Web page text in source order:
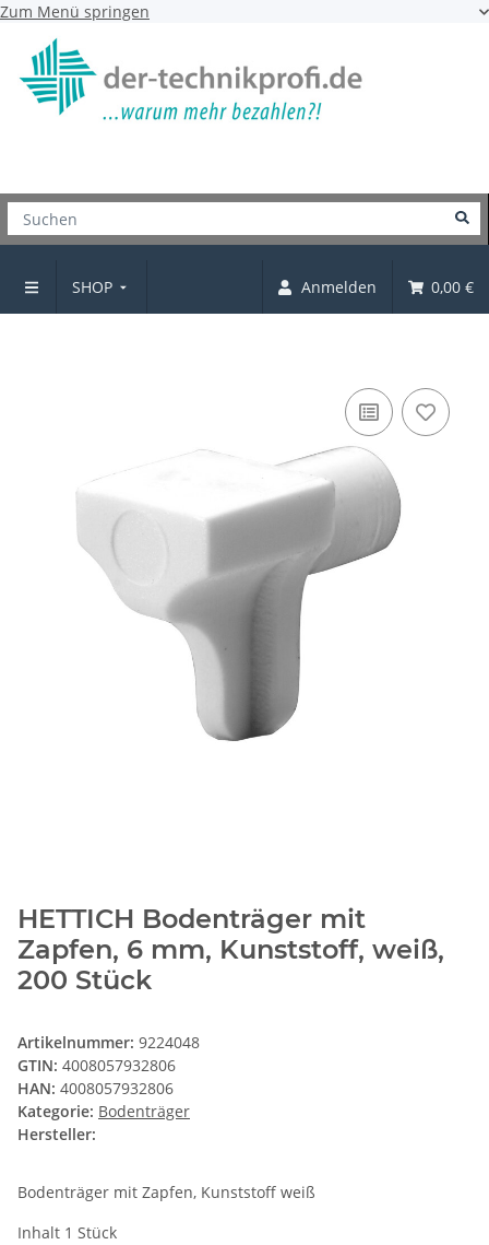
Zum Menü springen
SHOP Anmelden 0,00 €
Bodenträger
HETTICH Bodenträger mit
Zapfen, 6 mm, Kunststoff, weiß,
200 Stück
Artikelnummer: 9224048
GTIN: 4008057932806
HAN: 4008057932806
Kategorie: Bodenträger
Hersteller:
Bodenträger mit Zapfen, Kunststoff weiß
Inhalt 1 Stück